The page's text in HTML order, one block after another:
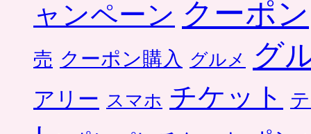
ャンペーン クーポン
売 クーポン購入 グルメ グ
アリー スマホ チケット